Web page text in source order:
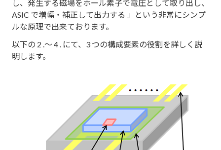
し、発生する磁場をホール素子で電圧として取り出し、
ASIC で増幅・補正して出力する 」という非常にシンプ
ルな原理で出来ております。
以下の 2 .～ 4 . にて、3 つの構成要素の役割を詳しく説
明します。